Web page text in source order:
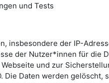
und Tests
insbesondere der IP-
der Nutzer*innen für die
und zur
Die Daten werden